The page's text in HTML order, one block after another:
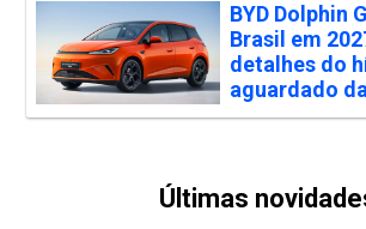
BYD Dolphin
Brasil em
detalhes do
aguardado
Últimas